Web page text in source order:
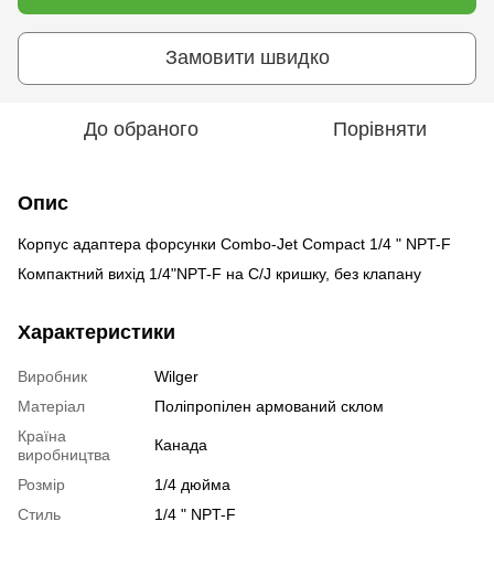
Замовити швидко
До обраного Порівняти
Опис
Корпус адаптера форсунки Combo-Jet Compact 1/4 " NPT-F
Компактний вихід 1/4"NPT-F на C/J кришку, без клапану
Характеристики
Виробник
Wilger
Матеріал
Поліпропілен армований склом
Країна
виробництва
Канада
Розмір
1/4 дюйма
Стиль
1/4 " NPT-F